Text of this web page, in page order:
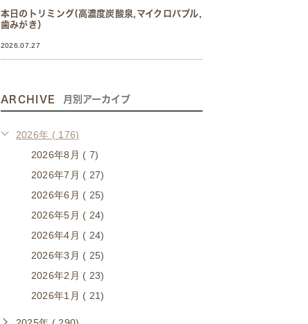
本日のトリミング(高濃度炭酸泉,マイクロバブル,
歯みがき）
2026.07.27
ARCHIVE 月別アーカイブ
2026年 ( 176)
2026年8月 ( 7)
2026年7月 ( 27)
2026年6月 ( 25)
2026年5月 ( 24)
2026年4月 ( 24)
2026年3月 ( 25)
2026年2月 ( 23)
2026年1月 ( 21)